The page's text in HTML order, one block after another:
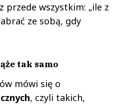
przede wszystkim: „ile z
ze sobą, gdy
tak samo
mówi się o
, czyli takich,